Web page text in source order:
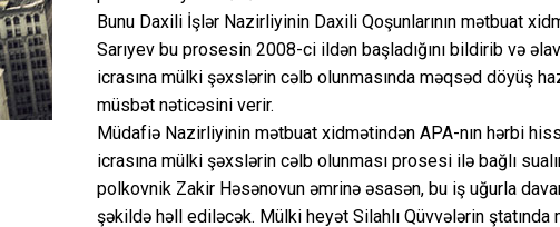
Bunu Daxili İşlər Nazirliyinin Daxili Qoşunlarının mətbuat
Sarıyev bu prosesin 2008-ci ildən başladığını bildirib və
icrasına mülki şəxslərin cəlb olunmasında məqsəd döyüş
müsbət nəticəsini verir.
Müdafiə Nazirliyinin mətbuat xidmətindən APA-nın hərbi
icrasına mülki şəxslərin cəlb olunması prosesi ilə bağlı
polkovnik Zakir Həsənovun əmrinə əsasən, bu iş uğurla
şəkildə həll ediləcək. Mülki heyət Silahlı Qüvvələrin